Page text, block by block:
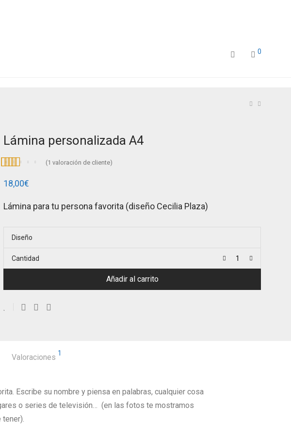
0
Lámina personalizada A4
5.00de 5 en
valoración de
(1 valoración de cliente)
18,00€
Lámina para tu persona favorita (diseño Cecilia Plaza)
Diseño
Cantidad
Añadir al carrito
Valoraciones 1
Escribe su nombre y piensa en palabras, cualquier cosa
o series de televisión… (en las fotos te mostramos